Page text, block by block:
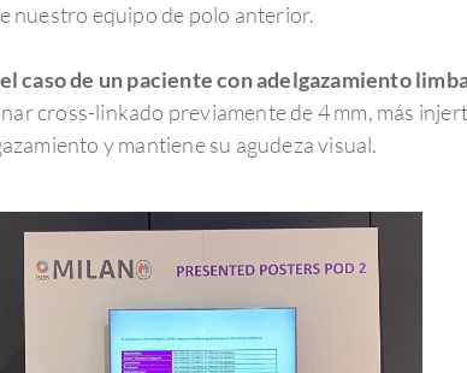
nuestro equipo de polo anterior.
caso de un paciente con adelgazamiento
cross-linkado previamente de 4 mm, más
y mantiene su agudeza visual.